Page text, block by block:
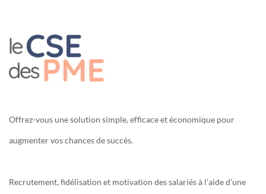
Offrez-vous une solution simple, efficace et économique pour
augmenter vos chances de succès.
Recrutement, fidélisation et motivation des salariés à l’aide d’une